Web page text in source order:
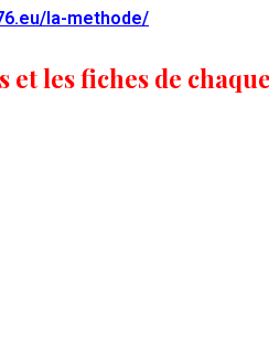
la-methode/
les fiches de